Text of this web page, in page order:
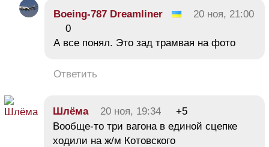
Boeing-787 Dreamliner
20 ноя, 21:00
0
А все понял. Это зад трамвая на фото
Ответить
Шлёма 20 ноя, 19:34
+5
Вообще-то три вагона в единой сцепке
ходили на ж/м Котовского